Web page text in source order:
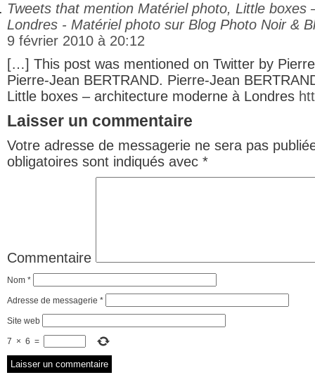
Tweets that mention Matériel photo, Little boxes
Londres - Matériel photo sur Blog Photo Noir &
9 février 2010 à 20:12
[…] This post was mentioned on Twitter by
Pierre-Jean BERTRAND. Pierre-Jean
Little boxes – architecture moderne à Londres
Laisser un commentaire
Votre adresse de messagerie ne sera pas
obligatoires sont indiqués avec *
Commentaire
Nom *
Adresse de messagerie *
Site web
7 × 6 =